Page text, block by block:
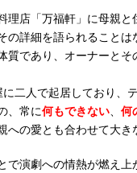
店「万福軒」に母親と
詳細を語られることは
質であり、オーナーと
二人で起居しており、
、常に何もできない、 何
の愛とも合わせて大き
演劇への情熱が燃え上